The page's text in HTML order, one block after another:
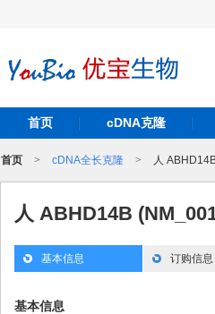
首页 cDNA克隆
首页 > cDNA全长克隆 > 人
人 ABHD14B
基本信息 订购信息
基本信息